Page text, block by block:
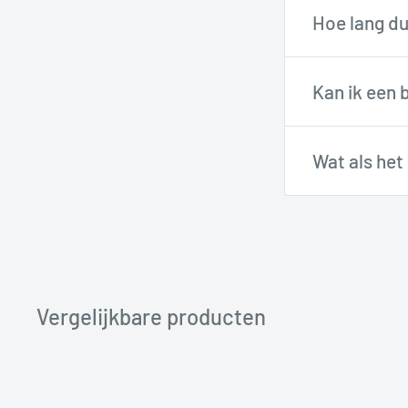
Onze
Hoe lang
Besteld voor
werkdagen
Kan ik een
Ja, je hebt
zijn voor
Wat als
Geen
Vergelijkbare producten